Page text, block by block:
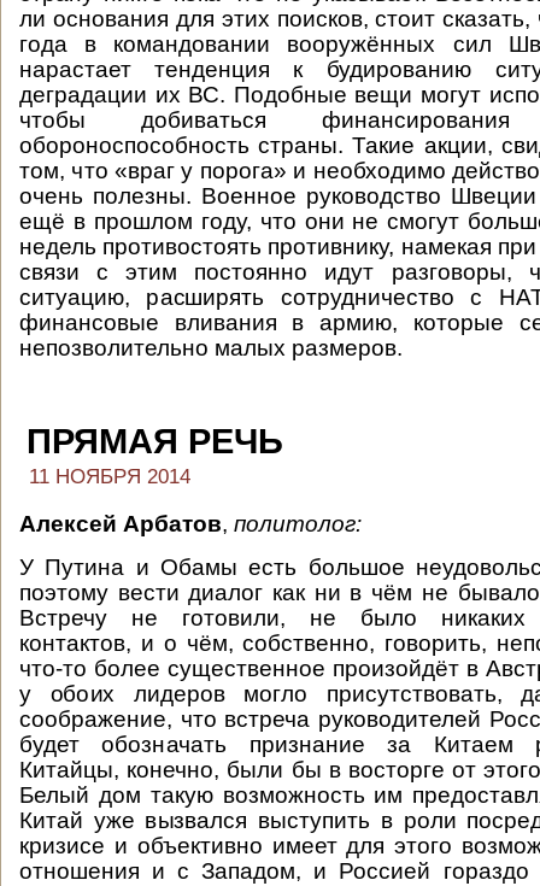
ли основания для этих поисков, стоит
года в командовании вооружённых сил
нарастает тенденция к будированию
деградации их ВС. Подобные вещи могут
чтобы добиваться
обороноспособность страны. Такие акции,
том, что «враг у порога» и необходимо
очень полезны. Военное руководство
ещё в прошлом году, что они не смогут
недель противостоять противнику, намекая
связи с этим постоянно идут разговоры,
ситуацию, расширять сотрудничество с
финансовые вливания в армию, которые
непозволительно малых размеров.
ПРЯМАЯ РЕЧЬ
11 НОЯБРЯ 2014
Алексей Арбатов, политолог:
У Путина и Обамы есть большое
поэтому вести диалог как ни в чём не
Встречу не готовили, не было никаких
контактов, и о чём, собственно, говорить,
что-то более существенное произойдёт в
у обоих лидеров могло присутствовать,
соображение, что встреча руководителей
будет обозначать признание за Китаем
Китайцы, конечно, были бы в восторге от
Белый дом такую возможность им
Китай уже вызвался выступить в роли
кризисе и объективно имеет для этого
отношения и с Западом, и Россией